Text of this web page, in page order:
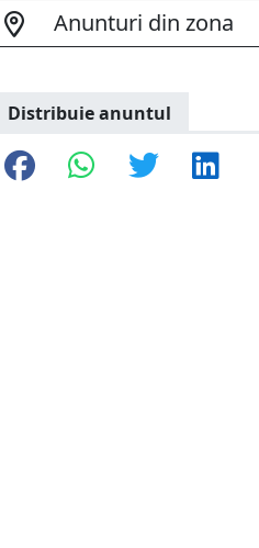
Anunturi din zona
Distribuie anuntul